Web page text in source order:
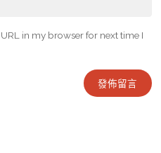
in my browser for next time I